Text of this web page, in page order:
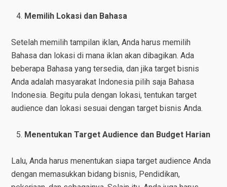
Memilih Lokasi dan Bahasa
Setelah memilih tampilan iklan, Anda harus memilih
Bahasa dan lokasi di mana iklan akan dibagikan. Ada
beberapa Bahasa yang tersedia, dan jika target bisnis
Anda adalah masyarakat Indonesia pilih saja Bahasa
Indonesia. Begitu pula dengan lokasi, tentukan target
audience dan lokasi sesuai dengan target bisnis Anda.
Menentukan Target Audience dan Budget Harian
Lalu, Anda harus menentukan siapa target audience Anda
dengan memasukkan bidang bisnis, Pendidikan,